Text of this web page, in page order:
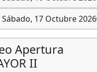
Sábado, 17 Octubre 2026
Apertura
II